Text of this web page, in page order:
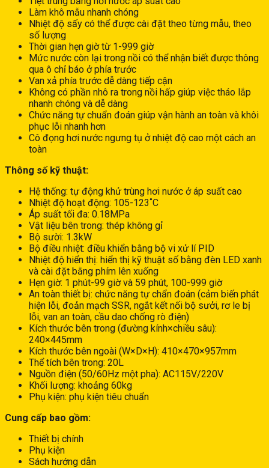
Làm khô mẫu nhanh chóng
Nhiệt độ sấy có thể được cài đặt theo từng mẫu, theo
số lượng
Thời gian hẹn giờ từ 1-999 giờ
Mức nước còn lại trong nồi có thể nhận biết được thông
qua ô chỉ báo ở phía trước
Van xả phía trước dễ dàng tiếp cận
Không có phần nhô ra trong nồi hấp giúp việc tháo lắp
nhanh chóng và dễ dàng
Chức năng tự chuẩn đoán giúp vận hành an toàn và khôi
phục lỗi nhanh hơn
Cô đọng hơi nước ngưng tụ ở nhiệt độ cao một cách an
toàn
Thông số kỹ thuật:
Hệ thống: tự động khử trùng hơi nước ở áp suất cao
Nhiệt độ hoạt động: 105-123˚C
Áp suất tối đa: 0.18MPa
Vật liệu bên trong: thép không gỉ
Bộ sười: 1.3kW
Bộ điều nhiệt: điều khiển bằng bộ vi xử lí PID
Nhiệt độ hiển thị: hiển thị kỹ thuật số bằng đèn LED xanh
và cài đặt bằng phím lên xuống
Hẹn giờ: 1 phút-99 giờ và 59 phút, 100-999 giờ
An toàn thiết bị: chức năng tự chẩn đoán (cảm biến phát
hiện lỗi, đoản mạch SSR, ngắt kết nối bộ sưởi, rơ le bị
lỗi, van an toàn, cầu dao chống rò điện)
Kích thước bên trong (đường kính×chiều sâu):
240×445mm
Kích thước bên ngoài (W×D×H): 410×470×957mm
Thể tích bên trong: 20L
Nguồn điện (50/60Hz một pha): AC115V/220V
Khối lượng: khoảng 60kg
Phụ kiện: phụ kiện tiêu chuẩn
Cung cấp bao gồm:
Thiết bị chính
Phụ kiện
Sách hướng dẫn